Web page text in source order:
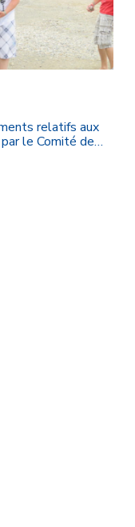
relatifs aux
le Comité de…